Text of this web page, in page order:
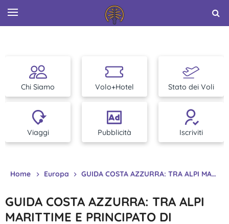
Chi Siamo Volo+Hotel Stato dei Voli
Viaggi Pubblicità Iscriviti
Home Europa GUIDA COSTA AZZURRA: TRA ALPI MARITTIME E PRINCIPATO DI MONACO
GUIDA COSTA AZZURRA: TRA ALPI
MARITTIME E PRINCIPATO DI